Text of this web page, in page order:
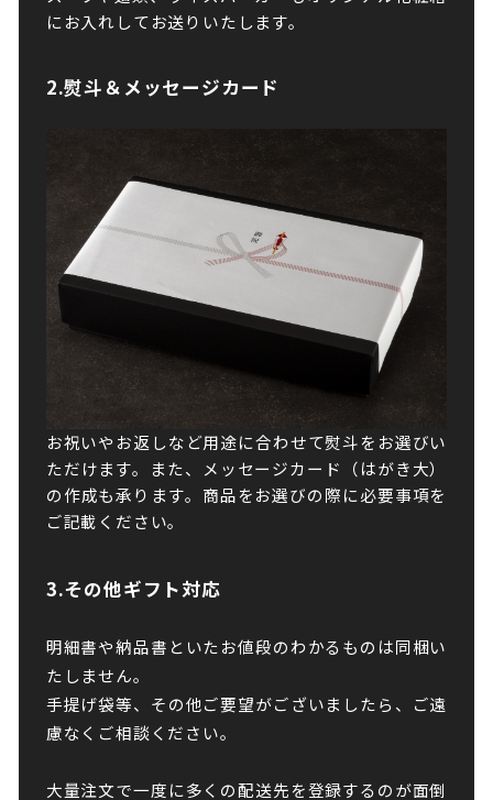
にお入れしてお送りいたします。
2.熨斗＆メッセージカード
お祝いやお返しなど用途に合わせて熨斗をお選びい
ただけます。また、メッセージカード（はがき大）
の作成も承ります。商品をお選びの際に必要事項を
ご記載ください。
3.その他ギフト対応
明細書や納品書といたお値段のわかるものは同梱い
たしません。
手提げ袋等、その他ご要望がございましたら、ご遠
慮なくご相談ください。
大量注文で一度に多くの配送先を登録するのが面倒